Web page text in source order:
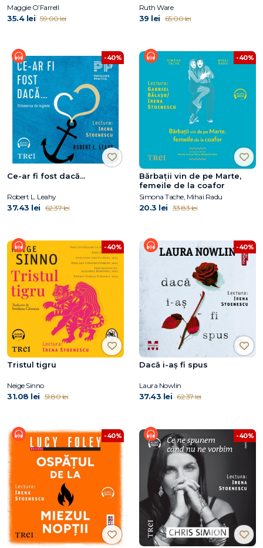
Maggie O’Farrell
35.4 lei 59.00 lei
Ruth Ware
39 lei 65.00 lei
-40%
Ce-ar fi fost dacă...
Robert L. Leahy
37.43 lei 62.37 lei
-40%
Bărbaţii vin de pe Marte,
femeile de la coafor
Simona Tache, Mihai Radu
20.3 lei 33.83 lei
-40%
Tristul tigru
Neige Sinno
31.08 lei 51.80 lei
-40%
Dacă i-aș fi spus
Laura Nowlin
37.43 lei 62.37 lei
-40% -40%